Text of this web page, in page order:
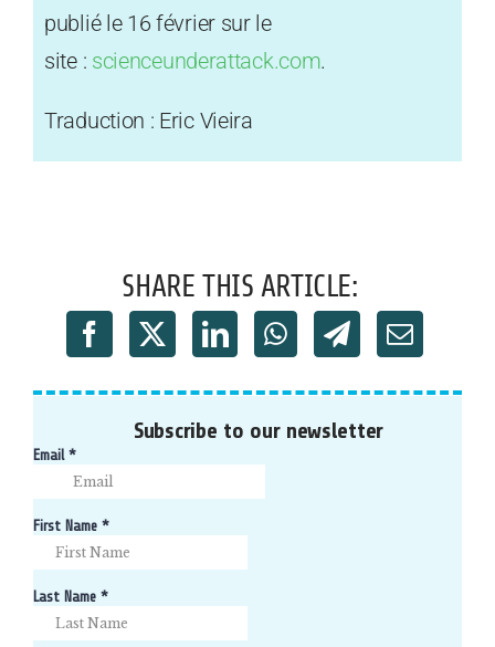
publié le 16 février sur le
site : scienceunderattack.com.
Traduction : Eric Vieira
SHARE THIS ARTICLE:
Subscribe to our newsletter